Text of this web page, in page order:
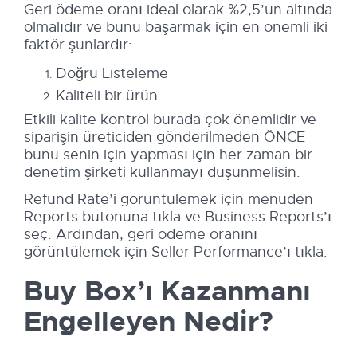
Geri ödeme oranı ideal olarak %2,5’un altında
olmalıdır ve bunu başarmak için en önemli iki
faktör şunlardır:
Doğru Listeleme
Kaliteli bir ürün
Etkili kalite kontrol burada çok önemlidir ve
siparişin üreticiden gönderilmeden ÖNCE
bunu senin için yapması için her zaman bir
denetim şirketi kullanmayı düşünmelisin.
Refund Rate’i görüntülemek için menüden
Reports butonuna tıkla ve Business Reports’ı
seç. Ardından, geri ödeme oranını
görüntülemek için Seller Performance’ı tıkla.
Buy Box’ı Kazanmanı
Engelleyen Nedir?